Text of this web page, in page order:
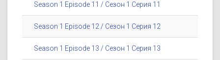
Season 1 Episode 11 / Сезон 1 Серия 11
Season 1 Episode 12 / Сезон 1 Серия 12
Season 1 Episode 13 / Сезон 1 Серия 13